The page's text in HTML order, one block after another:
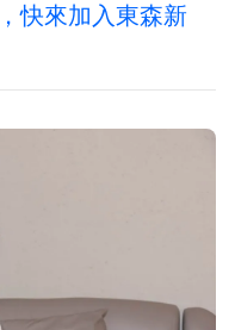
快來加入東森新